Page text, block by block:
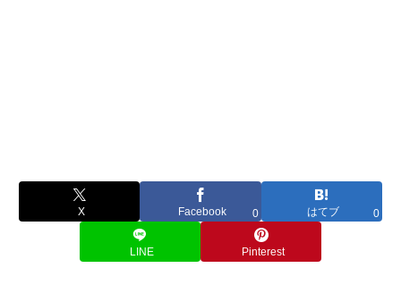
X Facebook 0 はてブ 0
LINE Pinterest